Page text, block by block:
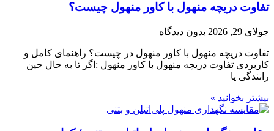
تفاوت دریچه منهول با کاور منهول چیست؟
جولای 29, 2026 بدون دیدگاه
تفاوت دریچه منهول با کاور منهول در چیست؟ راهنمای کامل و
کاربردی تفاوت دریچه منهول با کاور منهول :اگر تا به حال حین
رانندگی یا
بیشتر بخوانید »